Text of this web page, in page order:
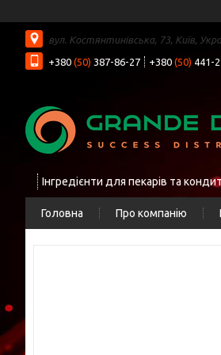
вул. Костянтинівська, 73, Київ,
+380 (50) 387-86-27 +380 (50) 441-
Інгредієнти для пекарів та
Головна Про компанію